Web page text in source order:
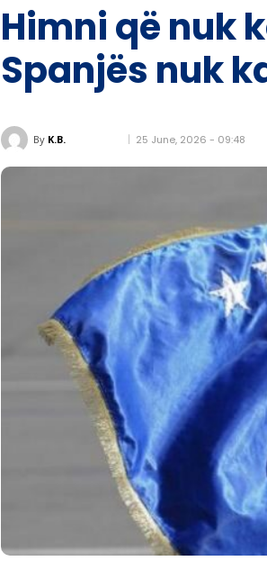
Himni që nuk
Spanjës nuk
By K.B. 25 June, 2026 - 09:48